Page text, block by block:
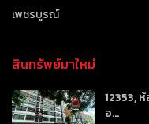
เพชรบูรณ์
สินทรัพย์มาใหม่
12353,
อ...